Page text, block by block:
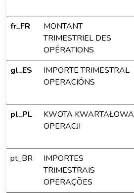
fr_FR
MONTANT
TRIMESTRIEL DES
OPÉRATIONS
gl_ES
IMPORTE TRIMESTRAL
OPERACIÓNS
pl_PL
KWOTA KWARTAŁOWA
OPERACJI
pt_BR
IMPORTES
TRIMESTRAIS
OPERAÇÕES